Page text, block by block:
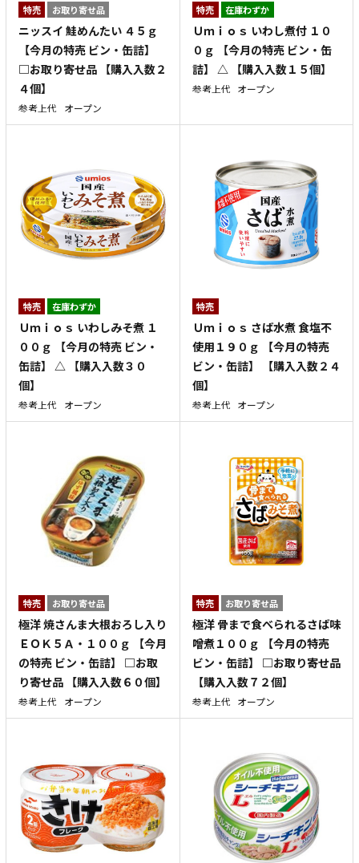
特売 お取り寄せ品
ニッスイ 鮭めんたい ４５ｇ
【今月の特売 ビン・缶詰】
□お取り寄せ品 【購入入数２
４個】
参考上代 オープン
特売 在庫わずか
Ｕｍｉｏｓ いわし煮付 １０
０ｇ 【今月の特売 ビン・缶
詰】 △ 【購入入数１５個】
参考上代 オープン
特売 在庫わずか
Ｕｍｉｏｓ いわしみそ煮 １
００ｇ 【今月の特売 ビン・
缶詰】 △ 【購入入数３０
個】
参考上代 オープン
特売
Ｕｍｉｏｓ さば水煮 食塩不
使用１９０ｇ 【今月の特売
ビン・缶詰】 【購入入数２４
個】
参考上代 オープン
特売 お取り寄せ品
極洋 焼さんま大根おろし入り
ＥＯＫ５Ａ・１００ｇ 【今月
の特売 ビン・缶詰】 □お取
り寄せ品 【購入入数６０個】
参考上代 オープン
特売 お取り寄せ品
極洋 骨まで食べられるさば味
噌煮１００ｇ 【今月の特売
ビン・缶詰】 □お取り寄せ品
【購入入数７２個】
参考上代 オープン